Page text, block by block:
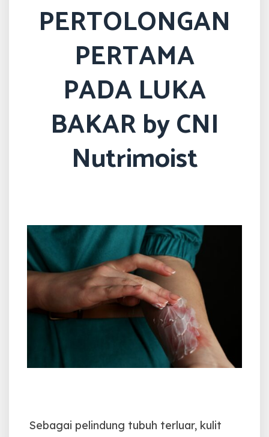
PERTOLONGAN
PERTAMA
PADA LUKA
BAKAR by CNI
Nutrimoist
Sebagai pelindung tubuh terluar, kulit